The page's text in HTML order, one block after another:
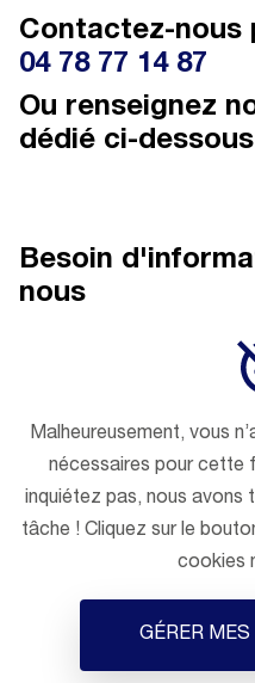
Contactez-nous
04 78 77 14 87
Ou renseignez
dédié ci-dessous
Besoin
nous
Malheureusement, vous
nécessaires pour cette
inquiétez pas, nous avons
tâche ! Cliquez sur le
cookies
GÉRER